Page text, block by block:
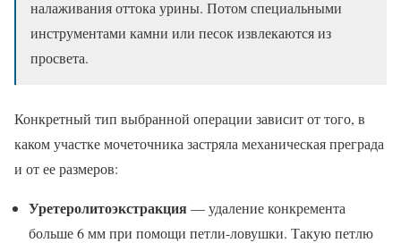
налаживания оттока урины. Потом специальными
инструментами камни или песок извлекаются из
просвета.
Конкретный тип выбранной операции зависит от того, в
каком участке мочеточника застряла механическая преграда
и от ее размеров:
Уретеролитоэкстракция— удаление конкремента
больше 6 мм при помощи петли-ловушки. Такую петлю